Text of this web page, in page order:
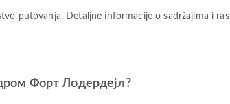
putovanja. Detaljne informacije o sadržajima i
Форт Лодердејл?